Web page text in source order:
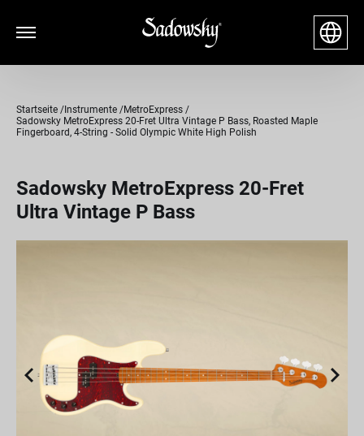
Startseite Instrumente
MetroExpress
Sadowsky MetroExpress 20-Fret Ultra Vintage P Bass, Roasted Maple
Fingerboard, 4-String - Solid Olympic White High Polish
Sadowsky MetroExpress 20-Fret
Ultra Vintage P Bass